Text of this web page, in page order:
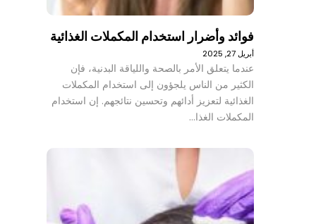
فوائد وأضرار استخدام المكملات الغذائية
أبريل 27, 2025
عندما يتعلق الأمر بالصحة واللياقة البدنية، فإن
الكثير من الناس يلجؤون إلى استخدام المكملات
الغذائية لتعزيز أدائهم وتحسين نتائجهم. إن استخدام
المكملات الغذا…